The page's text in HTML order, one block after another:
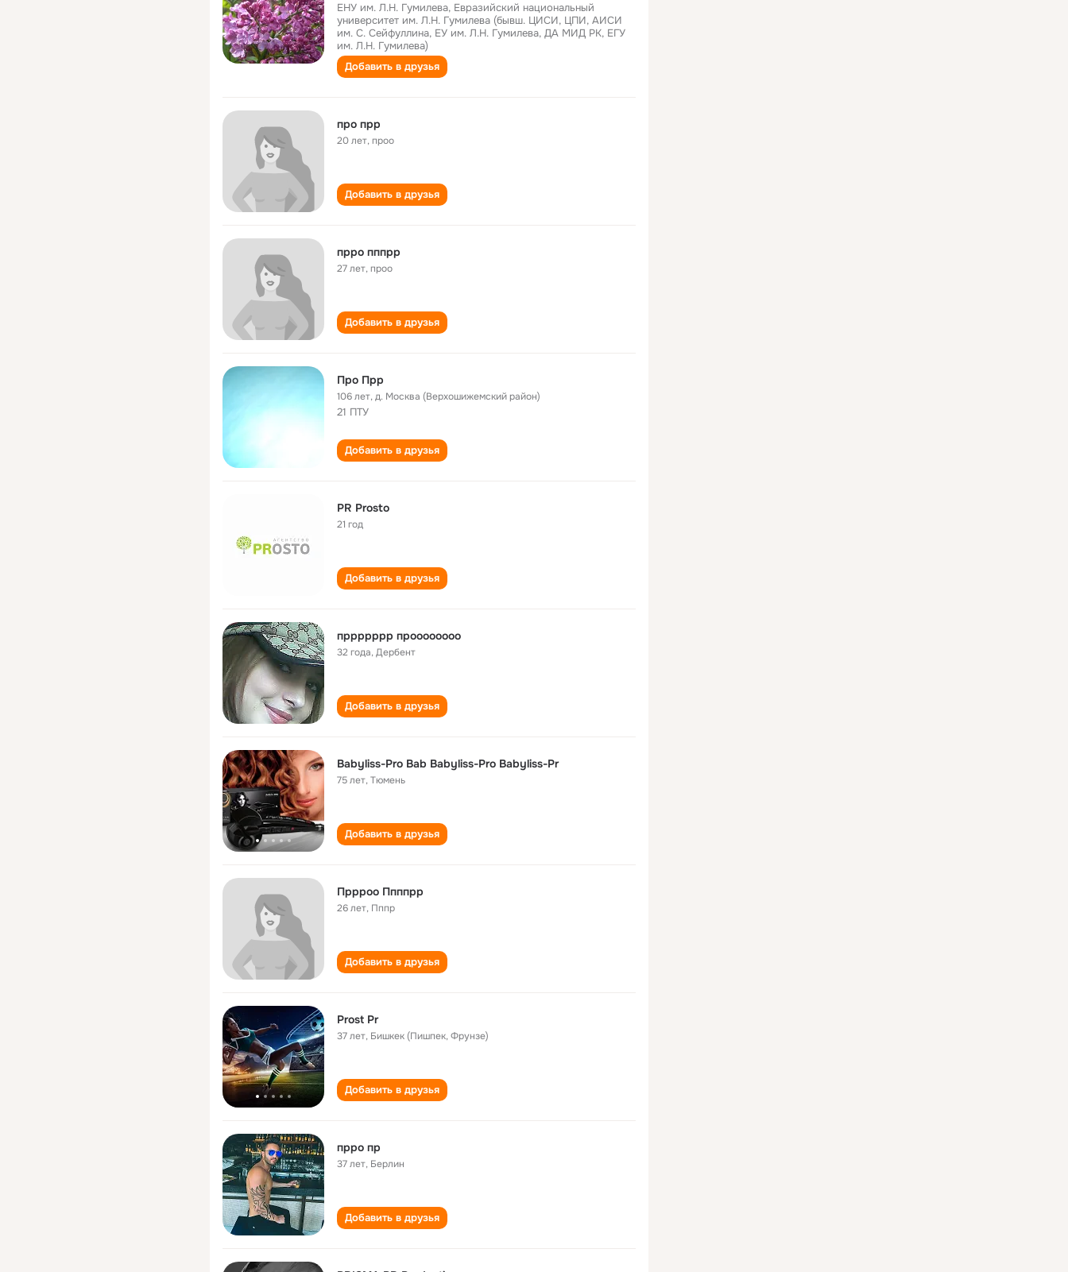
ЕНУ им. Л.Н. Гумилева, Евразийский национальный
университет им. Л.Н. Гумилева (бывш. ЦИСИ, ЦПИ, АИСИ
им. С. Сейфуллина, ЕУ им. Л.Н. Гумилева, ДА МИД РК, ЕГУ
им. Л.Н. Гумилева)
Добавить в друзья
про прр
20 лет,проо
Добавить в друзья
прро пппрр
27 лет,проо
Добавить в друзья
Про Прр
106 лет,д. Москва (Верхошижемский район)
21 ПТУ
Добавить в друзья
PR Prosto
21 год
Добавить в друзья
пррррррр проооооооо
32 года,Дербент
Добавить в друзья
Babyliss-Pro Bab Babyliss-Pro Babyliss-Pr
75 лет,Тюмень
Добавить в друзья
Пррроо Ппппрр
26 лет, Пппр
Добавить в друзья
Prost Pr
37 лет, Бишкек (Пишпек, Фрунзе)
Добавить в друзья
прро пр
37 лет, Берлин
Добавить в друзья